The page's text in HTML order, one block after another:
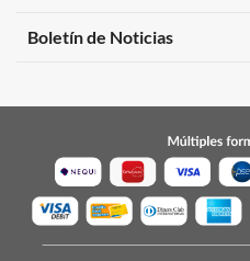
Boletín de Noticias